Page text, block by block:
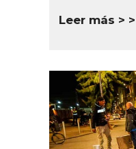
Leer más >